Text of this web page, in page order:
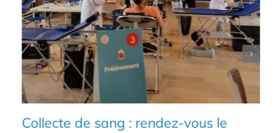
Collecte de sang : rendez-vous le